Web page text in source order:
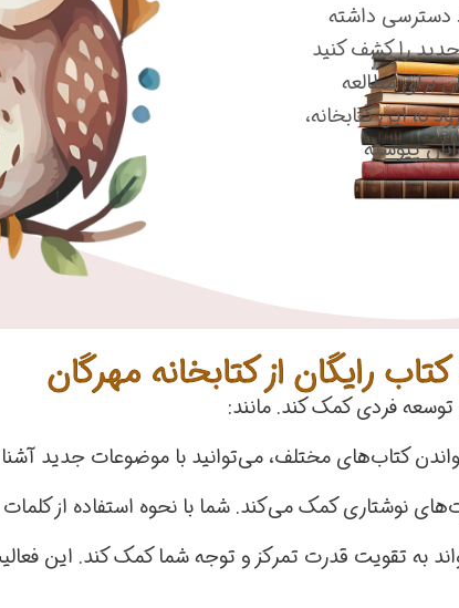
دسترسی داشته
جدید را کشف کنید
برای مطالعه
به این کتابخانه،
پیوسته
کتاب رایگان از کتابخانه مهرگان
توسعه فردی کمک کند. مانند:
کتاب‌های مختلف، می‌توانید با موضوعات جدید
نوشتاری کمک می‌کند. شما با نحوه استفاده از
به تقویت قدرت تمرکز و توجه شما کمک کند. این